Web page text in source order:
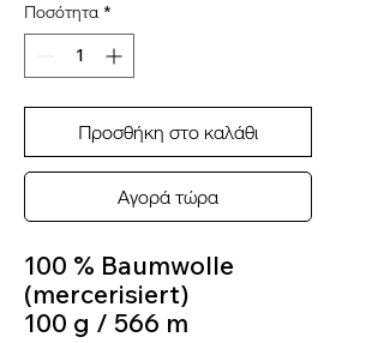
Ποσότητα *
Προσθήκη στο καλάθι
Αγορά τώρα
100 % Baumwolle
(mercerisiert)
100 g / 566 m